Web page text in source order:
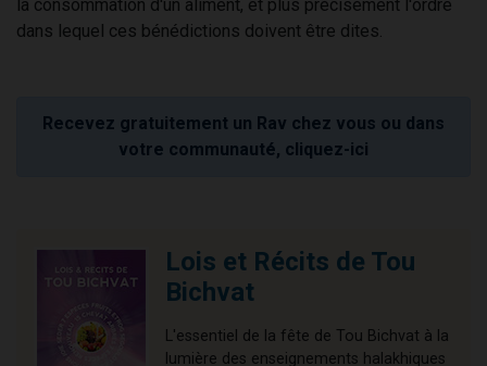
la consommation d'un aliment, et plus précisément l'ordre
dans lequel ces bénédictions doivent être dites.
Recevez gratuitement un Rav chez vous ou dans
votre communauté, cliquez-ici
Lois et Récits de Tou
Bichvat
L'essentiel de la fête de Tou Bichvat à la
lumière des enseignements halakhiques